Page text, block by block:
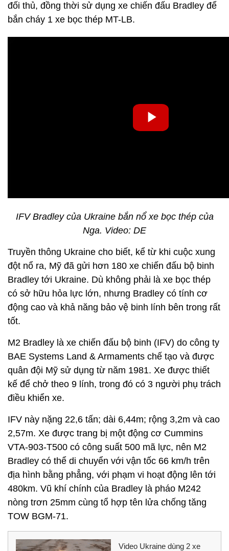
đối thủ, đồng thời sử dụng xe chiến đấu Bradley để
bắn cháy 1 xe bọc thép MT-LB.
IFV Bradley của Ukraine bắn nổ xe bọc thép của
Nga. Video: DE
Truyền thông Ukraine cho biết, kể từ khi cuộc xung
đột nổ ra, Mỹ đã gửi hơn 180 xe chiến đấu bộ binh
Bradley tới Ukraine. Dù không phải là xe bọc thép
có sở hữu hỏa lực lớn, nhưng Bradley có tính cơ
động cao và khả năng bảo vệ binh lính bên trong rất
tốt.
M2 Bradley là xe chiến đấu bộ binh (IFV) do công ty
BAE Systems Land & Armaments chế tạo và được
quân đội Mỹ sử dụng từ năm 1981. Xe được thiết
kế để chở theo 9 lính, trong đó có 3 người phụ trách
điều khiển xe.
IFV này nặng 22,6 tấn; dài 6,44m; rộng 3,2m và cao
2,57m. Xe được trang bị một động cơ Cummins
VTA-903-T500 có công suất 500 mã lực, nên M2
Bradley có thể di chuyển với vận tốc 66 km/h trên
địa hình bằng phẳng, với phạm vi hoạt động lên tới
480km. Vũ khí chính của Bradley là pháo M242
nòng trơn 25mm cùng tổ hợp tên lửa chống tăng
TOW BGM-71.
Video Ukraine dùng 2 xe